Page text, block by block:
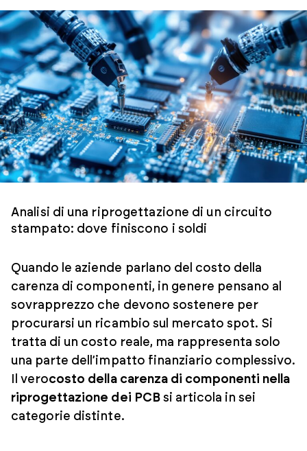
Analisi di una riprogettazione di un circuito
stampato: dove finiscono i soldi
Quando le aziende parlano del costo della
carenza di componenti, in genere pensano al
sovrapprezzo che devono sostenere per
procurarsi un ricambio sul mercato spot. Si
tratta di un costo reale, ma rappresenta solo
una parte dell’impatto finanziario complessivo.
Il verocosto della carenza di componenti nella
riprogettazione dei PCBsi articola in sei
categorie distinte.